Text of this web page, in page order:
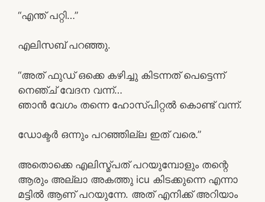
“എന്ത് പറ്റി…”
എലിസബ് പറഞ്ഞു.
“അത്‌ ഫുഡ്‌ ഒക്കെ കഴിച്ചു കിടന്നത് പെട്ടെന്ന്
നെഞ്ച് വേദന വന്ന്…
ഞാൻ വേഗം തന്നെ ഹോസ്പിറ്റൽ കൊണ്ട് വന്ന്.
ഡോക്ടർ ഒന്നും പറഞ്ഞില്ല ഇത്‌ വരെ.”
അതൊക്കെ എലിസ്മ്പത് പറയുമ്പോളും തന്റെ
ആരും അല്ലാ അകത്തു icu കിടക്കുന്നെ എന്നാ
മട്ടിൽ ആണ് പറയുന്നേ. അത്‌ എനിക്ക് അറിയാം